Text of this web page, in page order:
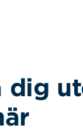
dig